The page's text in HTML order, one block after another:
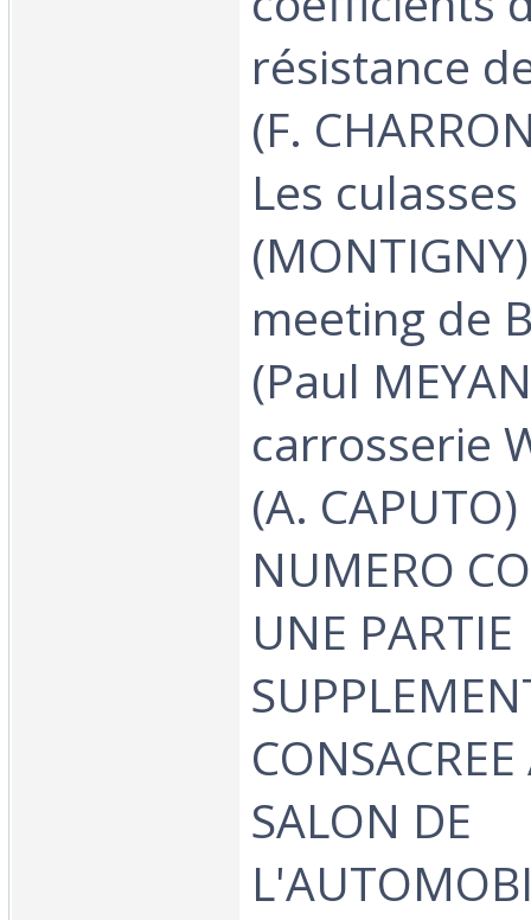
résistance
(F.
Les
meeting de
(Paul
carrosserie
(A. CAPUTO)
NUMERO
UNE PARTIE
SALON DE